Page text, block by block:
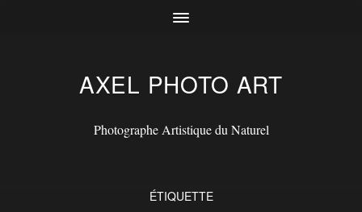
AXEL PHOTO ART
Photographe Artistique du Naturel
ÉTIQUETTE